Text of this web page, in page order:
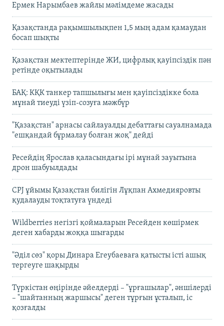
Ермек Нарымбаев жайлы мәлімдеме жасады
Қазақстанда рақымшылықпен 1,5 мың адам қамаудан
босап шықты
Қазақстан мектептерінде ЖИ, цифрлық қауіпсіздік пән
ретінде оқытылады
БАҚ: КҚК танкер тапшылығы мен қауіпсіздікке бола
мұнай тиеуді үзіп-созуға мәжбүр
"Қазақстан" арнасы сайлауалды дебаттағы сауалнамада
"ешқандай бұрмалау болған жоқ" дейді
Ресейдің Ярослав қаласындағы ірі мұнай зауытына
дрон шабуылдады
CPJ ұйымы Қазақстан билігін Лұқпан Ахмедияровты
қудалауды тоқтатуға үндеді
Wildberries негізгі қоймаларын Ресейден көшірмек
деген хабарды жоққа шығарды
"Әділ сөз" қоры Динара Егеубаеваға қатысты істі ашық
тергеуге шақырды
Түркістан өңірінде әйелдерді – "ұрғашылар", әншілерді
– "шайтанның жаршысы" деген тұрғын ұсталып, іс
қозғалды